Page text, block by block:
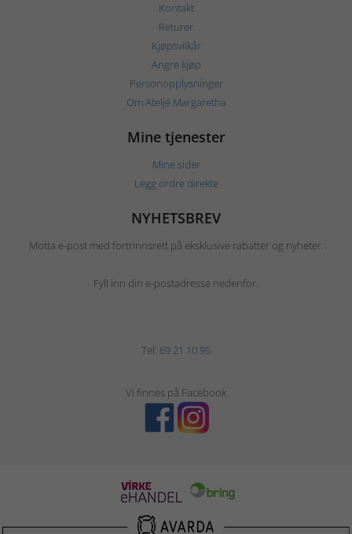
Kontakt
Returer
Kjøpsvilkår
Angre kjøp
Personopplysninger
Om Ateljé Margaretha
Mine tjenester
Mine sider
Legg ordre direkte
NYHETSBREV
Motta e-post med fortrinnsrett på eksklusive rabatter og nyheter.
Fyll inn din e-postadresse nedenfor.
Tel: 69 21 10 95
Vi finnes på Facebook